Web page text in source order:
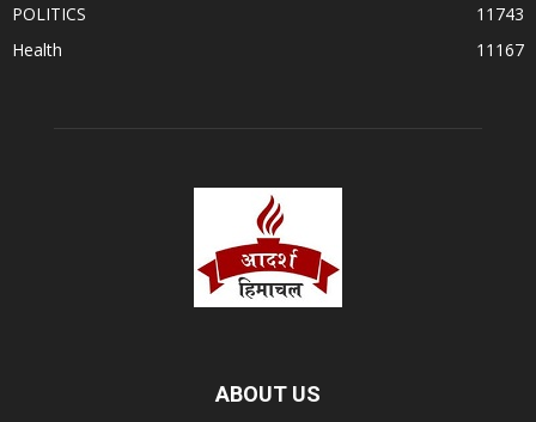
POLITICS
11743
Health
11167
ABOUT US